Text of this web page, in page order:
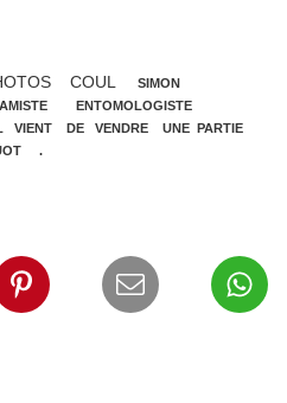
COUL
SIMON
ENTOMOLOGISTE
VIENT DE VENDRE UNE PARTIE
.